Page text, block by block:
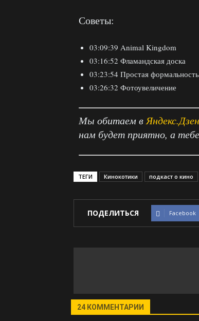
Советы:
03:09:39 Animal Kingdom
03:16:52 Фламандская доска
03:23:54 Простая
03:26:32 Фотоувеличение
Мы обитаем в
нам будет приятно, а
ТЕГИ Кинокотики подкаст о кино
ПОДЕЛИТЬСЯ Facebook
24 КОММЕНТАРИИ